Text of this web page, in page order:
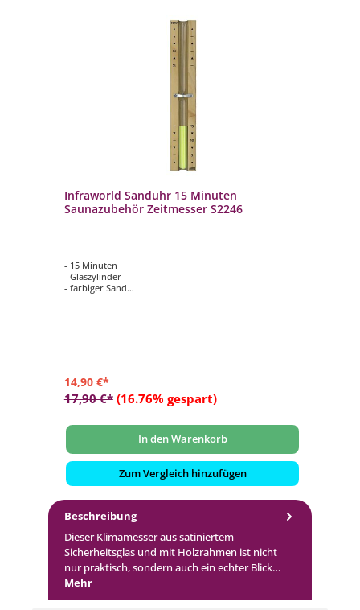
Infraworld Sanduhr 15 Minuten
Saunazubehör Zeitmesser S2246
- 15 Minuten
- Glaszylinder
- farbiger Sand
14,90 €*
17,90 €* (16.76% gespart)
In den Warenkorb
Zum Vergleich hinzufügen
Beschreibung
Dieser Klimamesser aus satiniertem
Sicherheitsglas und mit Holzrahmen ist nicht
nur praktisch, sondern auch ein echter Blick…
Mehr